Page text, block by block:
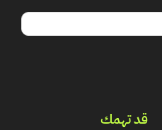
قد تهمك